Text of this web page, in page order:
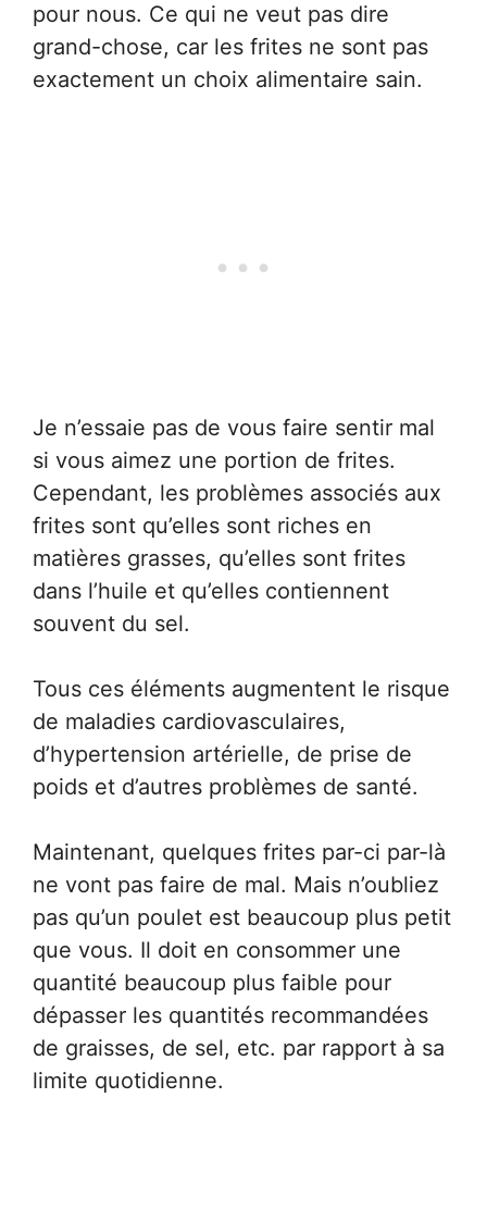
pour nous. Ce qui ne veut pas dire
grand-chose, car les frites ne sont pas
exactement un choix alimentaire sain.
Je n’essaie pas de vous faire sentir mal
si vous aimez une portion de frites.
Cependant, les problèmes associés aux
frites sont qu’elles sont riches en
matières grasses, qu’elles sont frites
dans l’huile et qu’elles contiennent
souvent du sel.
Tous ces éléments augmentent le risque
de maladies cardiovasculaires,
d’hypertension artérielle, de prise de
poids et d’autres problèmes de santé.
Maintenant, quelques frites par-ci par-là
ne vont pas faire de mal. Mais n’oubliez
pas qu’un poulet est beaucoup plus petit
que vous. Il doit en consommer une
quantité beaucoup plus faible pour
dépasser les quantités recommandées
de graisses, de sel, etc. par rapport à sa
limite quotidienne.